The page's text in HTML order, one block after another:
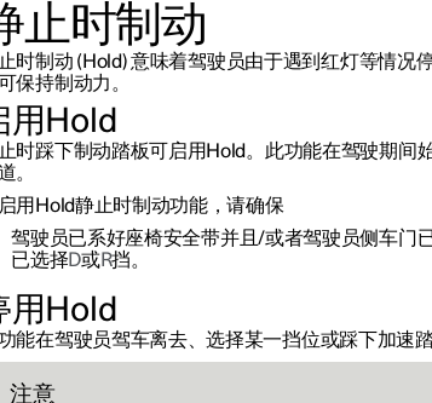
闻
册新闻简报
在新窗口中打开）
止时制动
时制动 (Hold) 意味着驾驶员由于遇到红灯等情况
保持制动力。
用Hold
时踩下制动踏板可启用Hold。此功能在驾驶期间
。
用Hold静止时制动功能，请确保
驾驶员已系好座椅安全带并且/或者驾驶员侧车门已
已选择D或R挡。
用Hold
能在驾驶员驾车离去、选择某一挡位或踩下加速踏
注意